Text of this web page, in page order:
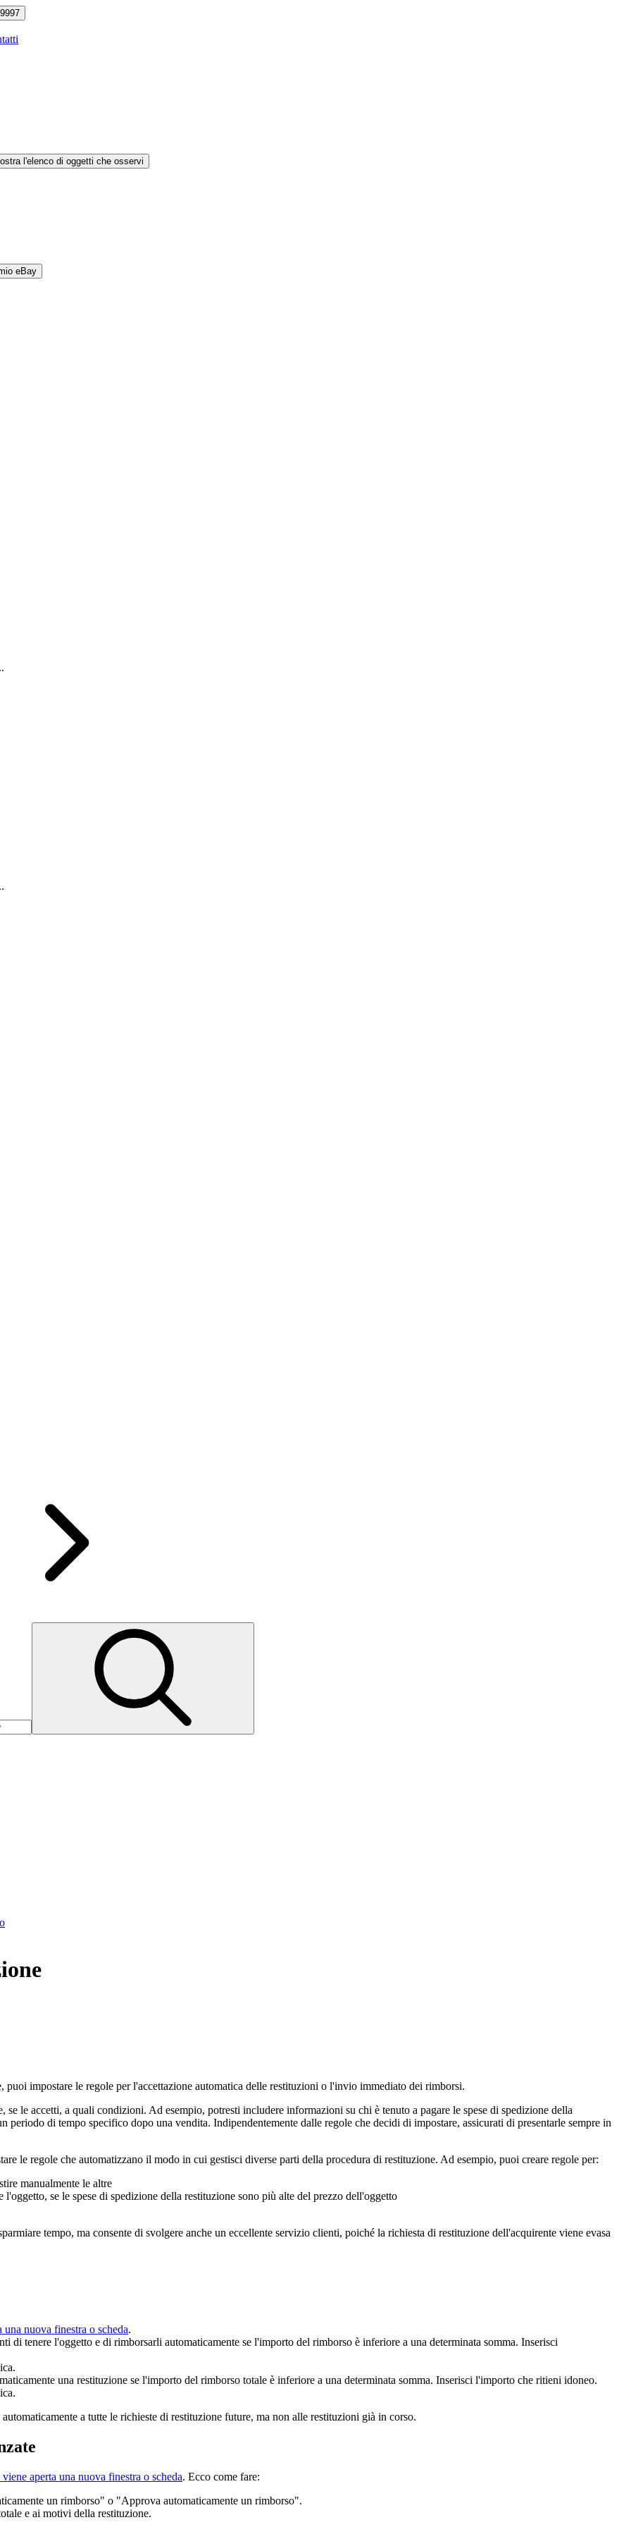
l'elenco di oggetti che osservi
eBay
puoi impostare le regole per l'accettazione automatica delle restituzioni o l'invio immediato dei rimborsi.
le accetti, a quali condizioni. Ad esempio, potresti includere informazioni su chi è tenuto a pagare le spese di spedizione della
periodo di tempo specifico dopo una vendita. Indipendentemente dalle regole che decidi di impostare, assicurati di presentarle sempre in
le regole che automatizzano il modo in cui gestisci diverse parti della procedura di restituzione. Ad esempio, puoi creare regole per:
manualmente le altre
se le spese di spedizione della restituzione sono più alte del prezzo dell'oggetto
tempo, ma consente di svolgere anche un eccellente servizio clienti, poiché la richiesta di restituzione dell'acquirente viene evasa
nuova finestra o scheda.
tenere l'oggetto e di rimborsarli automaticamente se l'importo del rimborso è inferiore a una determinata somma. Inserisci
una restituzione se l'importo del rimborso totale è inferiore a una determinata somma. Inserisci l'importo che ritieni idoneo.
a tutte le richieste di restituzione future, ma non alle restituzioni già in corso.
aperta una nuova finestra o scheda. Ecco come fare:
un rimborso" o "Approva automaticamente un rimborso".
e ai motivi della restituzione.